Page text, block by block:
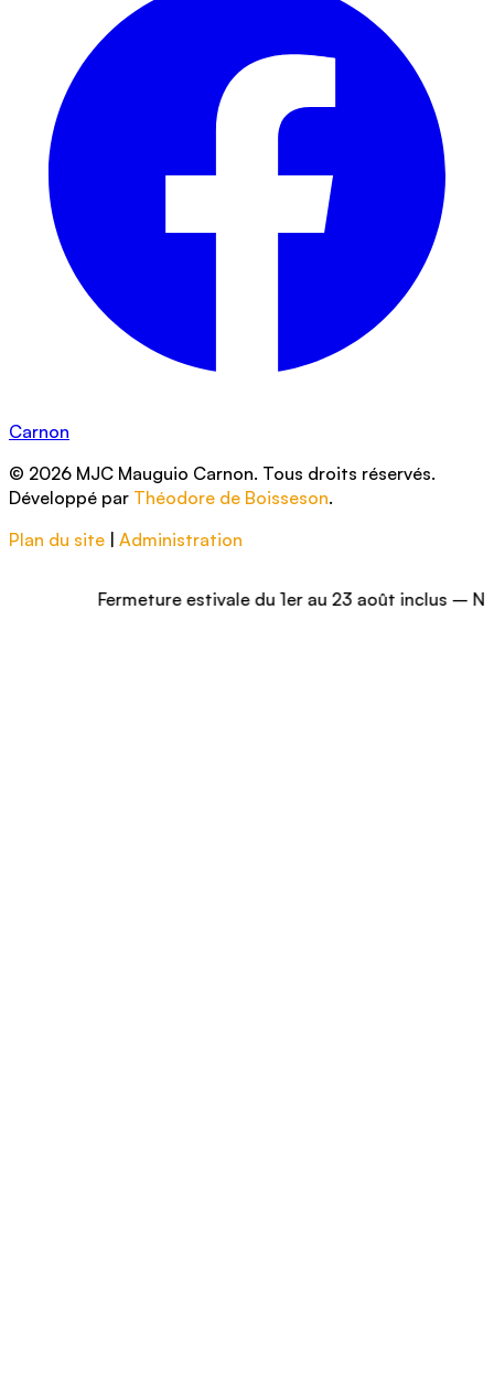
Carnon
© 2026 MJC Mauguio Carnon. Tous droits réservés.
Développé par Théodore de Boisseson.
Plan du site | Administration
Fermeture estivale du 1er au 23 août inclus – Nous